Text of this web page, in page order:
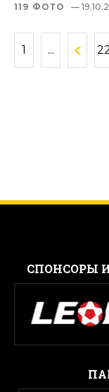
119 ФОТО —
1 ... 22
CПОНСОРЫ